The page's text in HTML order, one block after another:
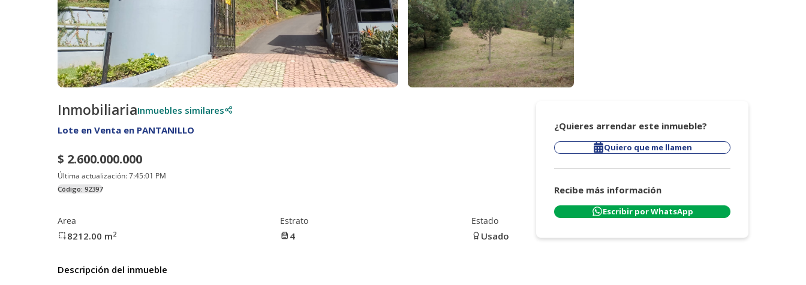
InmobiliariaInmuebles similares
Lote en Venta en PANTANILLO
$ 2.600.000.000
Última actualización:7:45:01 PM
Código: 92397
Area
8212.00 m2
Estrato
4
Estado
Usado
Descripción del inmueble
¿Quieres arrendar este inmueble?
Quiero que me llamen
Recibe más información
Escribir por WhatsApp